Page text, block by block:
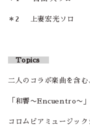
＊2 上妻宏光ソロ
Topics
二人のコラボ楽曲を含
「和響〜Encuentro〜
コロムビアミュージッ